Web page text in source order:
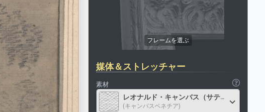
媒体＆ストレッチャー
素材
レオナルド・キャンバス（サテン）
(キャンバスベネチア)